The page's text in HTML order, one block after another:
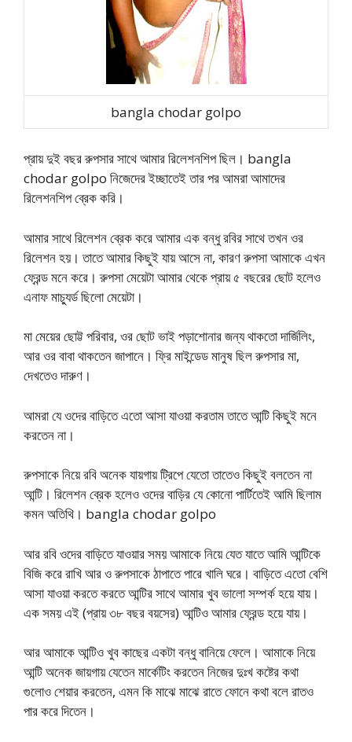
bangla chodar golpo
প্রায় দুই বছর রুপসার সাথে আমার রিলেশনশিপ ছিল। bangla
chodar golpo নিজেদের ইচ্ছাতেই তার পর আমরা আমাদের
রিলেশনশিপ ব্রেক করি।
আমার সাথে রিলেশন ব্রেক করে আমার এক বন্ধু রবির সাথে তখন ওর
রিলেশন হয়। তাতে আমার কিছুই যায় আসে না, কারণ রুপসা আমাকে এখন
ফ্রেন্ড মনে করে। রুপসা মেয়েটা আমার থেকে প্রায় ৫ বছরের ছোট হলেও
এনাফ মাচ্যুর্ড ছিলো মেয়েটা।
মা মেয়ের ছোট্ট পরিবার, ওর ছোট ভাই পড়াশোনার জন্য থাকতো দার্জিলিং,
আর ওর বাবা থাকতেন জাপানে। ফ্রি মাইন্ডেড মানুষ ছিল রুপসার মা,
দেখতেও দারুণ।
আমরা যে ওদের বাড়িতে এতো আসা যাওয়া করতাম তাতে আন্টি কিছুই মনে
করতেন না।
রুপসাকে নিয়ে রবি অনেক যায়গায় ট্রিপে যেতো তাতেও কিছুই বলতেন না
আন্টি। রিলেশন ব্রেক হলেও ওদের বাড়ির যে কোনো পার্টিতেই আমি ছিলাম
কমন অতিথি। bangla chodar golpo
আর রবি ওদের বাড়িতে যাওয়ার সময় আমাকে নিয়ে যেত যাতে আমি আন্টিকে
বিজি করে রাখি আর ও রুপসাকে ঠাপাতে পারে খালি ঘরে। বাড়িতে এতো বেশি
আসা যাওয়া করতে করতে আন্টির সাথে আমার খুব ভালো সম্পর্ক হয়ে যায়।
এক সময় এই (প্রায় ৩৮ বছর বয়সের) আন্টিও আমার ফ্রেন্ড হয়ে যায়।
আর আমাকে আন্টিও খুব কাছের একটা বন্ধু বানিয়ে ফেলে। আমাকে নিয়ে
আন্টি অনেক জায়গায় যেতেন মার্কেটিং করতেন নিজের দুঃখ কষ্টের কথা
গুলোও শেয়ার করতেন, এমন কি মাঝে মাঝে রাতে ফোনে কথা বলে রাতও
পার করে দিতেন।